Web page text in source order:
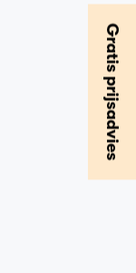
Gratis prijsadvies